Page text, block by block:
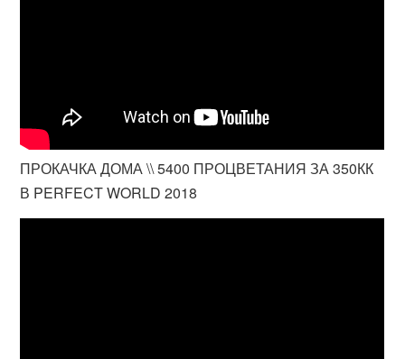
ПРОКАЧКА ДОМА \\ 5400 ПРОЦВЕТАНИЯ ЗА 350КК
В PERFECT WORLD 2018